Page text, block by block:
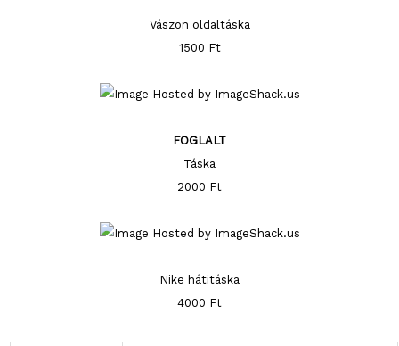
Vászon oldaltáska
1500 Ft
FOGLALT
Táska
2000 Ft
Nike hátitáska
4000 Ft